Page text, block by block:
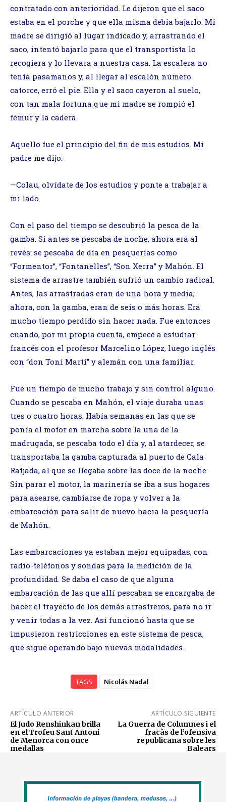
contratado con anterioridad. Le dijeron que el saco
estaba en el porche y que ella misma debía bajarlo. Mi
madre se dirigió al lugar indicado y, arrastrando el
saco, intentó bajarlo para que el transportista lo
recogiera y lo llevara a nuestra casa. La escalera no
tenía pasamanos y, al llegar al escalón número
catorce, erró el pie. Ella y el saco cayeron al suelo,
con tan mala fortuna que mi madre se rompió el
fémur y la cadera.
Aquello fue el principio del fin de mis estudios. Mi
padre me dijo:
—Colau, olvídate de los estudios y ponte a trabajar a
mi lado.
Con el paso del tiempo se descubrió la pesca de la
gamba. Si antes se pescaba de noche, ahora era al
revés: se pescaba de día en pesquerías como
“Formentor”, “Fontanelles”, “Son Xerra” y Mahón. El
sistema de arrastre también sufrió un cambio radical.
Antes, las arrastradas eran de una hora y media;
ahora, con la gamba, eran de seis o más horas. Era
mucho tiempo perdido sin hacer nada. Fue entonces
cuando, por mi propia cuenta, empecé a estudiar
francés con el profesor Marcelino López, luego inglés
con “don Toni Martí” y alemán con una familiar.
Fue un tiempo de mucho trabajo y sin control alguno.
Cuando se pescaba en Mahón, el viaje duraba unas
tres o cuatro horas. Había semanas en las que se
ponía el motor en marcha sobre la una de la
madrugada, se pescaba todo el día y, al atardecer, se
transportaba la gamba capturada al puerto de Cala
Ratjada, al que se llegaba sobre las doce de la noche.
Sin parar el motor, la marinería se iba a sus hogares
para asearse, cambiarse de ropa y volver a la
embarcación para salir de nuevo hacia la pesquería
de Mahón.
Las embarcaciones ya estaban mejor equipadas, con
radio-teléfonos y sondas para la medición de la
profundidad. Se daba el caso de que alguna
embarcación de las que allí pescaban se encargaba de
hacer el trayecto de los demás arrastreros, para no ir
y venir todas a la vez. Así funcionó hasta que se
impusieron restricciones en este sistema de pesca,
que sigue operando bajo nuevas modalidades.
TAGS Nicolás Nadal
ARTÍCULO ANTERIOR
El Judo Renshinkan brilla
en el Trofeu Sant Antoni
de Menorca con once
medallas
ARTÍCULO SIGUIENTE
La Guerra de Columnes i el
fracàs de l’ofensiva
republicana sobre les
Balears